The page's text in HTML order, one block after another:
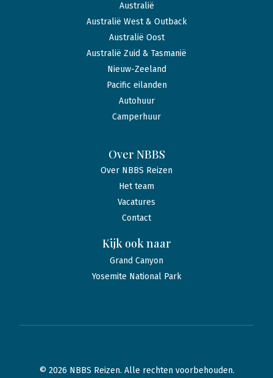
Australië
Australië West & Outback
Australië Oost
Australië Zuid & Tasmanië
Nieuw-Zeeland
Pacific eilanden
Autohuur
Camperhuur
Over NBBS
Over NBBS Reizen
Het team
Vacatures
Contact
Kijk ook naar
Grand Canyon
Yosemite National Park
© 2026 NBBS Reizen. Alle rechten voorbehouden.